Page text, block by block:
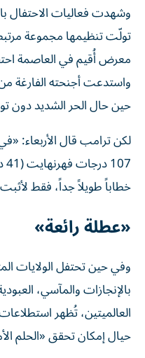
تولّت تنظيمها مجموعة
معرض أُقيم في العاصمة
واستدعت أجنحته الفارغة
حين حال الحر الشديد دون
لكن ترامب قال الأربعاء:
خطاباً طويلاً جداً، فقط
«عطلة رائعة»
بالإنجازات والمآسي،
العالميتين، تُظهر
حيال إمكان تحقق «الحلم